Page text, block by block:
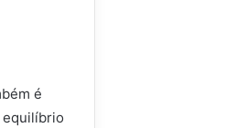
é
equilíbrio